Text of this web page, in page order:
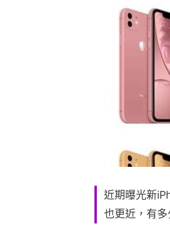
近期曝光新
也更近，有